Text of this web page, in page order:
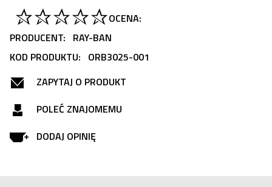
OCENA:
PRODUCENT: RAY-BAN
KOD PRODUKTU: ORB3025-001
ZAPYTAJ O PRODUKT
POLEĆ ZNAJOMEMU
DODAJ OPINIĘ